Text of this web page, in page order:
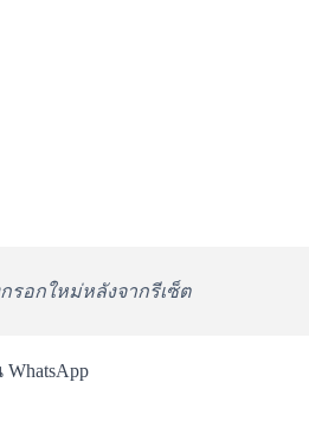
รอกใหม่หลังจากรีเซ็ต